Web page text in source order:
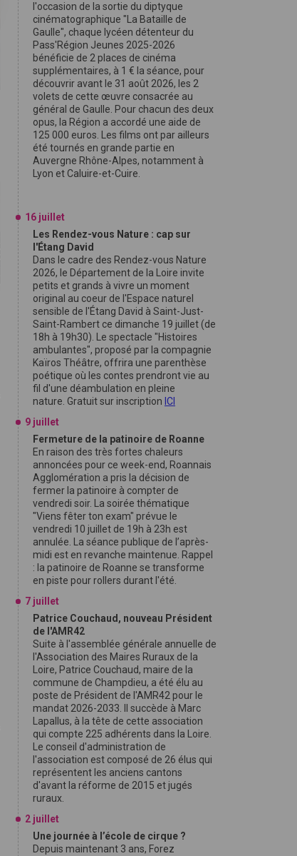
l'occasion de la sortie du diptyque
cinématographique "La Bataille de
Gaulle", chaque lycéen détenteur du
Pass'Région Jeunes 2025-2026
bénéficie de 2 places de cinéma
supplémentaires, à 1 € la séance, pour
découvrir avant le 31 août 2026, les 2
volets de cette œuvre consacrée au
général de Gaulle. Pour chacun des deux
opus, la Région a accordé une aide de
125 000 euros. Les films ont par ailleurs
été tournés en grande partie en
Auvergne Rhône-Alpes, notamment à
Lyon et Caluire-et-Cuire.
16 juillet
Les Rendez-vous Nature : cap sur
l'Étang David
Dans le cadre des Rendez-vous Nature
2026, le Département de la Loire invite
petits et grands à vivre un moment
original au coeur de l'Espace naturel
sensible de l'Étang David à Saint-Just-
Saint-Rambert ce dimanche 19 juillet (de
18h à 19h30). Le spectacle "Histoires
ambulantes", proposé par la compagnie
Kaïros Théâtre, offrira une parenthèse
poétique où les contes prendront vie au
fil d'une déambulation en pleine
nature. Gratuit sur inscription ICI
9 juillet
Fermeture de la patinoire de Roanne
En raison des très fortes chaleurs
annoncées pour ce week-end, Roannais
Agglomération a pris la décision de
fermer la patinoire à compter de
vendredi soir. La soirée thématique
"Viens fêter ton exam" prévue le
vendredi 10 juillet de 19h à 23h est
annulée. La séance publique de l’après-
midi est en revanche maintenue. Rappel
: la patinoire de Roanne se transforme
en piste pour rollers durant l'été.
7 juillet
Patrice Couchaud, nouveau Président
de l'AMR42
Suite à l'assemblée générale annuelle de
l'Association des Maires Ruraux de la
Loire, Patrice Couchaud, maire de la
commune de Champdieu, a été élu au
poste de Président de l'AMR42 pour le
mandat 2026-2033. Il succède à Marc
Lapallus, à la tête de cette association
qui compte 225 adhérents dans la Loire.
Le conseil d'administration de
l'association est composé de 26 élus qui
représentent les anciens cantons
d'avant la réforme de 2015 et jugés
ruraux.
2 juillet
Une journée à l’école de cirque ?
Depuis maintenant 3 ans, Forez